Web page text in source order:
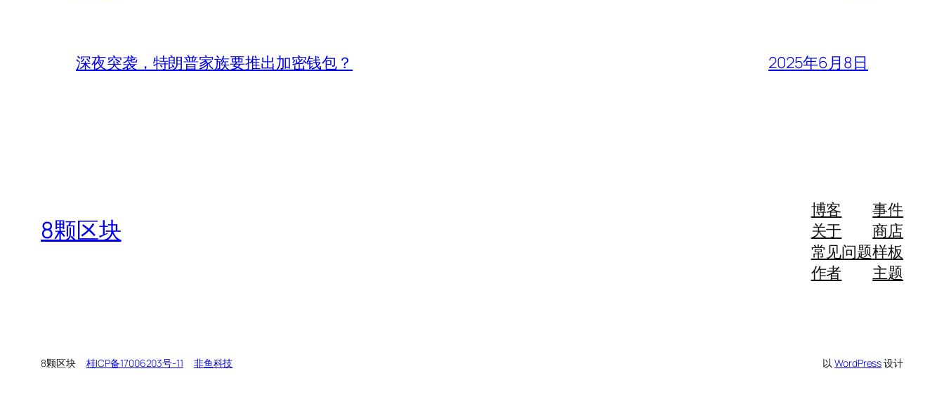
深夜突袭，特朗普家族要推出加密钱包？ 2025年6月8日
8颗区块
博客
关于
常见问题
作者
事件
商店
样板
主题
8颗区块 桂ICP备17006203号-11 非鱼科技 以WordPress设计